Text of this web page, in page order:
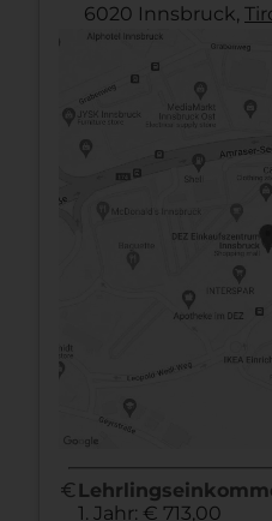
6020 Innsbruck,
euro
1. Jahr: € 713,00